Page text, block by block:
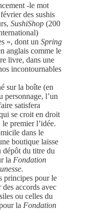
-le mot
des sushis
SushiShop (200
», dont un Spring
anglais comme le
livre, dans une
incontournables
sur la boîte (en
personnage, l’un
satisfera
se croit en droit
le premier l’idée.
dans le
boutique laisse
dépôt du titre du
la Fondation
.
principes pour le
accords avec
ou celles du
la Fondation